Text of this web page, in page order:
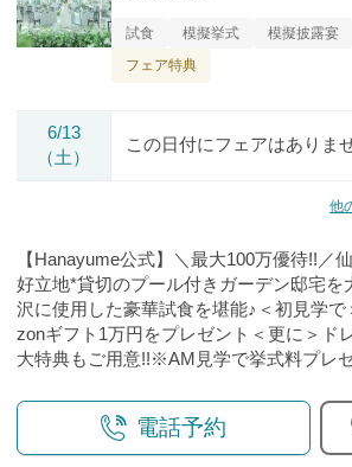
試食 模擬挙式 模擬披露宴
フェア特典
6/13
（土）
この日付にフェアはありま
他
【Hanayume公式】＼最大100万優待!!／
好立地*貸切のプール付きガーデン邸宅を
沢に使用した豪華試食を堪能♪＜初見学
zonギフト1万円をプレゼント＜更に＞ド
大特典もご用意!!※AM見学で挙式料プレ
電話予約